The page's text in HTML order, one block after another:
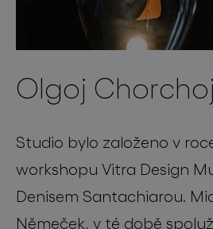
Olgoj Chorchoj
Studio bylo založeno v
workshopu Vitra Design
Denisem Santachiarou.
Němeček, v té době